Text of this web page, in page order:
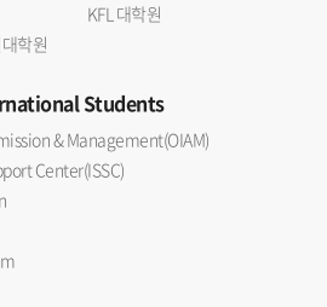
KFL 대학원
학원
Students
& Management(OIAM)
Center(ISSC)